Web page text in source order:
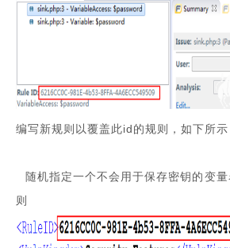
编写新规则以覆盖此id的规则，如下所示
随机指定一个不会用于保存密钥的变
则